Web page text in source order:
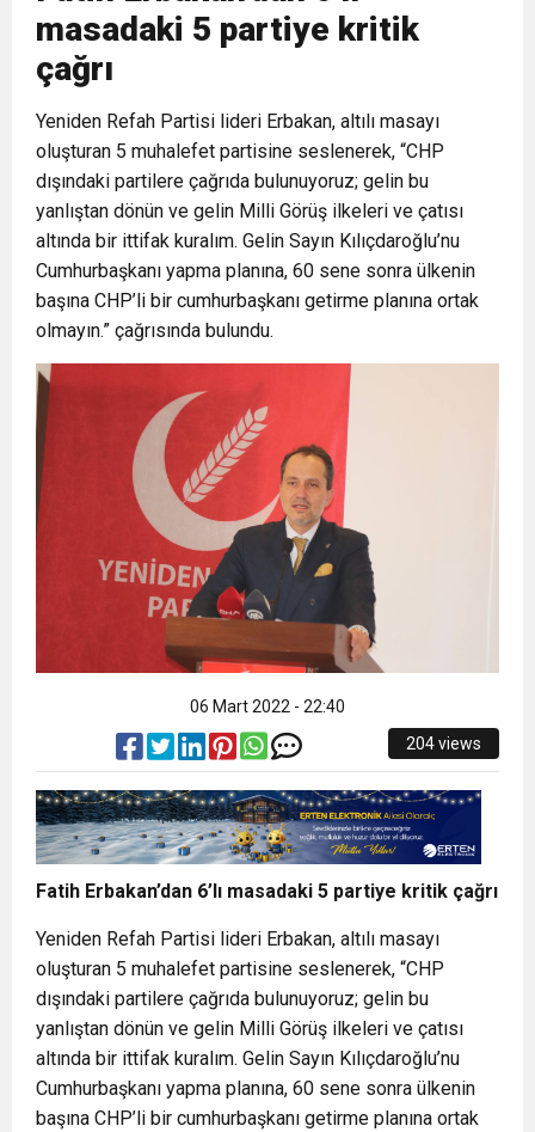
Cumhuriyet, Türk Milletinin Özgürlük
ve Onur Nişanesidir
6:19 HBB BAŞKANI ÖNTÜRK’ÜN
CUMHURİYET BAYRAMI MESAJI
17:36 KURUMLAR VERGİSİ ERTELENDİ
1:00 İTSO İŞ-KUR SGK TOPLANTI
DUYURUSU
21:40 CEYLANDERE’DE BAŞKAN EMRAH
KARAÇAY’A SEVGİ SELİ
18:22 BAŞKAN SAMİ ÜSTÜN’DEN
GÖNÜLLERE DOKUNAN ZİYARET
masadaki 5 partiye kritik
çağrı
Yeniden Refah Partisi lideri Erbakan, altılı masayı
oluşturan 5 muhalefet partisine seslenerek, “CHP
dışındaki partilere çağrıda bulunuyoruz; gelin bu
yanlıştan dönün ve gelin Milli Görüş ilkeleri ve çatısı
altında bir ittifak kuralım. Gelin Sayın Kılıçdaroğlu’nu
Cumhurbaşkanı yapma planına, 60 sene sonra ülkenin
başına CHP’li bir cumhurbaşkanı getirme planına ortak
olmayın.” çağrısında bulundu.
06 Mart 2022 - 22:40
204 views
Fatih Erbakan’dan 6’lı masadaki 5 partiye kritik çağrı
Yeniden Refah Partisi lideri Erbakan, altılı masayı
oluşturan 5 muhalefet partisine seslenerek, “CHP
dışındaki partilere çağrıda bulunuyoruz; gelin bu
yanlıştan dönün ve gelin Milli Görüş ilkeleri ve çatısı
altında bir ittifak kuralım. Gelin Sayın Kılıçdaroğlu’nu
Cumhurbaşkanı yapma planına, 60 sene sonra ülkenin
başına CHP’li bir cumhurbaşkanı getirme planına ortak